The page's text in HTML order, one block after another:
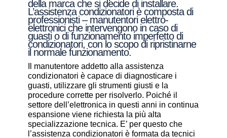
della marca che si decide di installare.
L’assistenza condizionatori è composta di
professionisti – manutentori elettro-
elettronici che intervengono in caso di
guasti o di funzionamento imperfetto di
condizionatori, con lo scopo di ripristinarne
il normale funzionamento.
Il manutentore addetto alla assistenza
condizionatori è capace di diagnosticare i
guasti, utilizzare gli strumenti giusti e la
procedure corrette per risolverlo. Poiché il
settore dell’elettronica in questi anni in continua
espansione viene richiesta la più alta
specializzazione tecnica. E’ per questo che
l’assistenza condizionatori è formata da tecnici